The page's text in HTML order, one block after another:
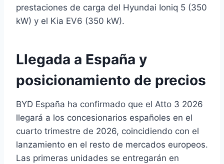
prestaciones de carga del Hyundai Ioniq 5 (350
kW) y el Kia EV6 (350 kW).
Llegada a España y
posicionamiento de precios
BYD España ha confirmado que el Atto 3 2026
llegará a los concesionarios españoles en el
cuarto trimestre de 2026, coincidiendo con el
lanzamiento en el resto de mercados europeos.
Las primeras unidades se entregarán en